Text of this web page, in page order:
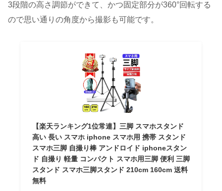
3段階の高さ調節ができて、かつ固定部分が360°回転する
ので思い通りの角度から撮影も可能です。
【楽天ランキング1位常連】三脚 スマホスタンド
高い 長い スマホ iphone スマホ用 携帯 スタンド
スマホ三脚 自撮り棒 アンドロイド iphoneスタン
ド 自撮り 軽量 コンパクト スマホ用三脚 便利 三脚
スタンド スマホ三脚スタンド 210cm 160cm 送料
無料